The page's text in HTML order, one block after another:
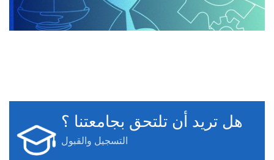
هل تريد أن تلتحق بجامعتنا ؟
التسجيل والقبول